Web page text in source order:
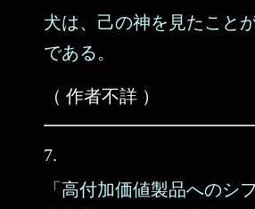
犬は、己の神を見たこと
である。
（ 作者不詳 ）
7.
「高付加価値製品へのシ